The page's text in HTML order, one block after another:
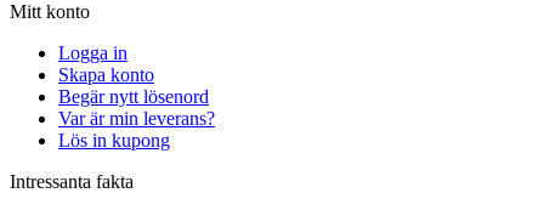
Mitt konto
Logga in
Skapa konto
Begär nytt lösenord
Var är min leverans?
Lös in kupong
Intressanta fakta